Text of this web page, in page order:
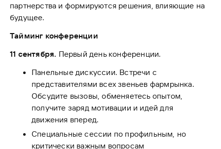
партнерства и формируются решения, влияющие на
будущее.
Тайминг конференции
11 сентября. Первый день конференции.
Панельные дискуссии. Встречи с
представителями всех звеньев фармрынка.
Обсудите вызовы, обменяетесь опытом,
получите заряд мотивации и идей для
движения вперед.
Специальные сессии по профильным, но
критически важным вопросам